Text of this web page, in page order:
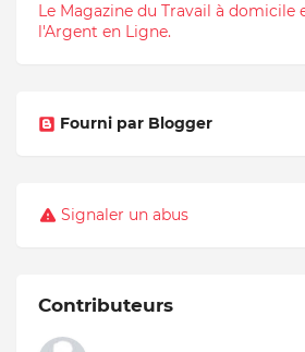
Le Magazine du Travail à domicile
l'Argent en Ligne.
Fourni par Blogger
Signaler un abus
Contributeurs